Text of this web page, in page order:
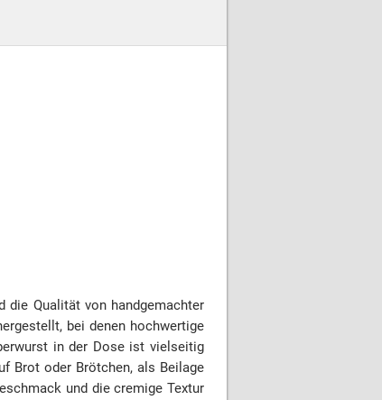
die Qualität von handgemachter
bei denen hochwertige
in der Dose ist vielseitig
Brot oder Brötchen, als Beilage
und die cremige Textur